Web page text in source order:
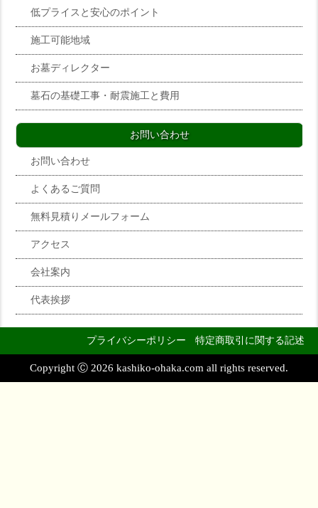
低プライスと安心のポイント
施工可能地域
お墓ディレクター
墓石の基礎工事・耐震施工と費用
お問い合わせ
お問い合わせ
よくあるご質問
無料見積りメールフォーム
アクセス
会社案内
代表挨拶
プライバシーポリシー 特定商取引に関する記述
Copyright Ⓒ 2026 kashiko-ohaka.com all rights reserved.